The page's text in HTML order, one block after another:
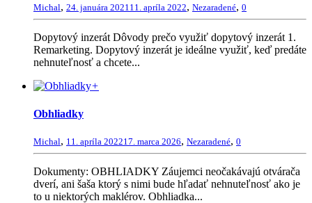
Michal, 24. januára 202111. apríla 2022, Nezaradené, 0
Dopytový inzerát Dôvody prečo využiť dopytový inzerát 1.
Remarketing. Dopytový inzerát je ideálne využiť, keď predáte
nehnuteľnosť a chcete...
+
Obhliadky
Michal, 11. apríla 202217. marca 2026, Nezaradené, 0
Dokumenty: OBHLIADKY Záujemci neočakávajú otvárača
dverí, ani šaša ktorý s nimi bude hľadať nehnuteľnosť ako je
to u niektorých maklérov. Obhliadka...